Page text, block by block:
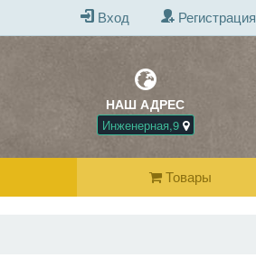
Вход Регистрация
НАШ АДРЕС
Инженерная,9
Товары